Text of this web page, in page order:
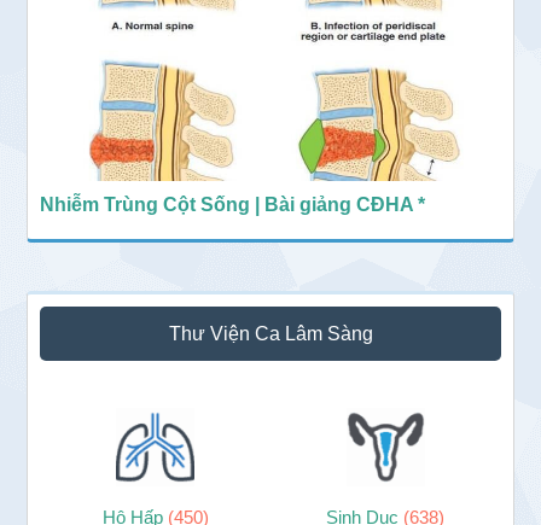
Nhiễm Trùng Cột Sống | Bài giảng CĐHA *
Thư Viện Ca Lâm Sàng
Hô Hấp (450) Sinh Dục (638)